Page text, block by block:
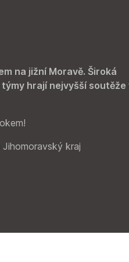
na jižní Moravě. Široká
hrají nejvyšší soutěže
kraj